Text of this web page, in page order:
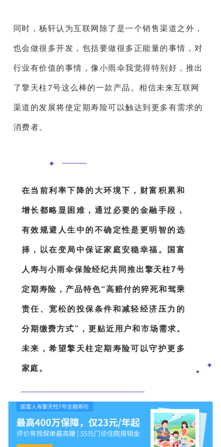
同时，杨轩认为互联网除了是一个销售渠道之外，
也会做很多开发，包括要做很多正能量的事情，对
行业有价值的事情，像小雨伞我觉得特别好，推出
了擎天柱7号这么棒的一款产品。相信未来互联网
渠道的发展将使定期寿险可以触达到更多有需求的
消费者。
✦
在当前利率下降的大环境下，财富积累和
增长都略显困难，通过必要的金融手段，
有效规避人生中的不确定性是更明智的选
择，以在变局中保证家庭安稳幸福。国富
人寿与小雨伞保险经纪共同推出擎天柱7号
定期寿险，产品特色“高赔付的猝死和驾乘
责任、宽松的投保条件和减轻经济压力的
分期缴费方式”，更贴近用户和市场需求。
未来，希望擎天柱定期寿险可以守护更多
家庭。
✦
✦